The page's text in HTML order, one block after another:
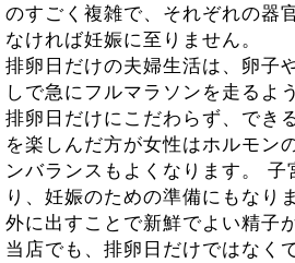
のすごく複雑で、それぞれの器
なければ妊娠に至りません。
排卵日だけの夫婦生活は、卵子
しで急にフルマラソンを走るよ
排卵日だけにこだわらず、でき
を楽しんだ方が女性はホルモン
ンバランスもよくなります。
り、妊娠のための準備にもなり
外に出すことで新鮮でよい精子
当店でも、排卵日だけではなく